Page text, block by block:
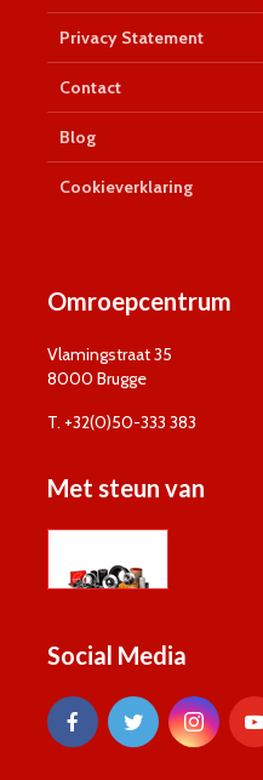
Privacy Statement
Contact
Blog
Cookieverklaring
Omroepcentrum
Vlamingstraat 35
8000 Brugge
T. +32(0)50-333 383
Met steun van
Social Media